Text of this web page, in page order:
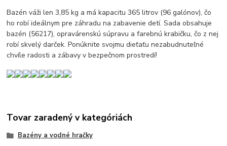
Bazén váži len 3,85 kg a má kapacitu 365 litrov (96 galónov), čo
ho robí ideálnym pre záhradu na zabavenie detí. Sada obsahuje
bazén (56217), opravárenskú súpravu a farebnú krabičku, čo z nej
robí skvelý darček. Ponúknite svojmu dieťaťu nezabudnuteľné
chvíle radosti a zábavy v bezpečnom prostredí!
Tovar zaradený v kategóriách
Bazény a vodné hračky